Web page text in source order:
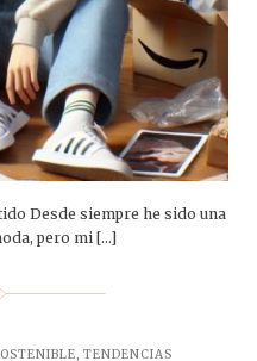
Desde siempre he sido una
pero mi […]
,TENDENCIAS